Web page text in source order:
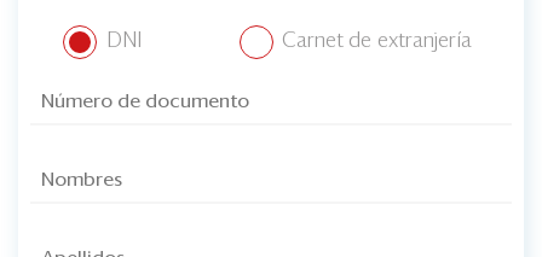
DNI Carnet de extranjería